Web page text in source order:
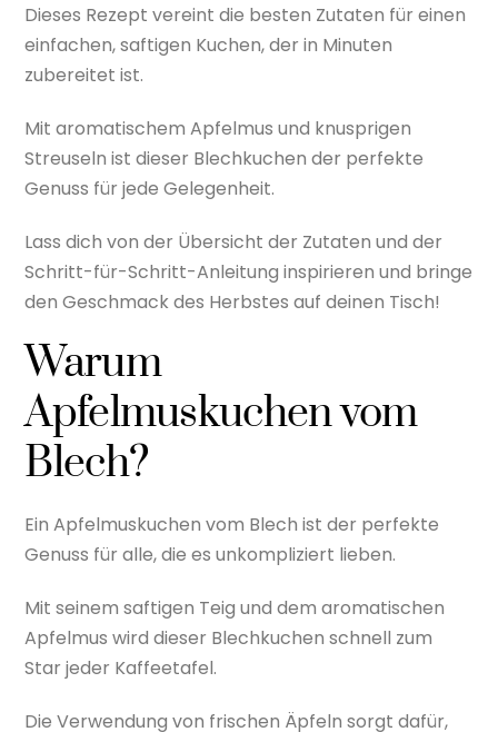
Dieses Rezept vereint die besten Zutaten für einen
einfachen, saftigen Kuchen, der in Minuten
zubereitet ist.
Mit aromatischem Apfelmus und knusprigen
Streuseln ist dieser Blechkuchen der perfekte
Genuss für jede Gelegenheit.
Lass dich von der Übersicht der Zutaten und der
Schritt-für-Schritt-Anleitung inspirieren und bringe
den Geschmack des Herbstes auf deinen Tisch!
Warum
Apfelmuskuchen vom
Blech?
Ein Apfelmuskuchen vom Blech ist der perfekte
Genuss für alle, die es unkompliziert lieben.
Mit seinem saftigen Teig und dem aromatischen
Apfelmus wird dieser Blechkuchen schnell zum
Star jeder Kaffeetafel.
Die Verwendung von frischen Äpfeln sorgt dafür,